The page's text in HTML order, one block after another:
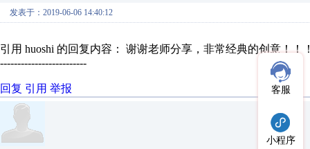
发表于：2019-06-06 14:40:12
引用 huoshi 的回复内容： 谢谢老师分享，非常经典的创意！！
-------------------------
回复 引用 举报 客服
小程序